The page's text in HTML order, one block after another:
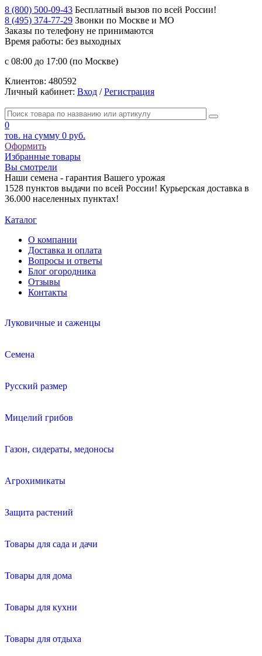
8 (800) 500-09-43 Бесплатный вызов по всей России!
8 (495) 374-77-29 Звонки по Москве и МО
Заказы по телефону не принимаются
Время работы: без выходных
с 08:00 до 17:00 (по Москве)
Клиентов: 480592
Личный кабинет: Вход /Регистрация
0
тов. на сумму 0 руб.
Оформить
Избранные товары
Вы смотрели
Наши семена - гарантия Вашего урожая
1528 пунктов выдачи по всей России! Курьерская доставка в
36.000 населенных пунктах!
Каталог
О компании
Доставка и оплата
Вопросы и ответы
Блог огородника
Отзывы
Контакты
Луковичные и саженцы
Семена
Русский размер
Мицелий грибов
Газон, сидераты, медоносы
Агрохимикаты
Защита растений
Товары для сада и дачи
Товары для дома
Товары для кухни
Товары для отдыха